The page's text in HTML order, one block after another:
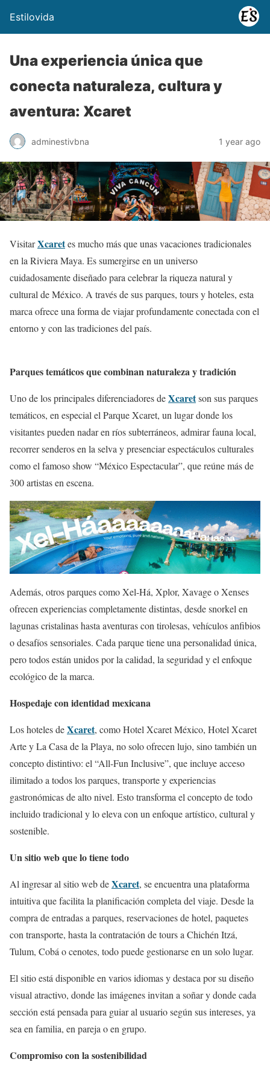
Estilovida
Una experiencia única que
conecta naturaleza, cultura y
aventura: Xcaret
adminestivbna 1 year ago
VisitarXcaretes mucho más que unas vacaciones tradicionales
en la Riviera Maya. Es sumergirse en un universo
cuidadosamente diseñado para celebrar la riqueza natural y
cultural de México. A través de sus parques, tours y hoteles, esta
marca ofrece una forma de viajar profundamente conectada con el
entorno y con las tradiciones del país.
Parques temáticos que combinan naturaleza y tradición
Uno de los principales diferenciadores deXcaretson sus parques
temáticos, en especial el Parque Xcaret, un lugar donde los
visitantes pueden nadar en ríos subterráneos, admirar fauna local,
recorrer senderos en la selva y presenciar espectáculos culturales
como el famoso show “México Espectacular”, que reúne más de
300 artistas en escena.
Además, otros parques como Xel-Há, Xplor, Xavage o Xenses
ofrecen experiencias completamente distintas, desde snorkel en
lagunas cristalinas hasta aventuras con tirolesas, vehículos anfibios
o desafíos sensoriales. Cada parque tiene una personalidad única,
pero todos están unidos por la calidad, la seguridad y el enfoque
ecológico de la marca.
Hospedaje con identidad mexicana
Los hoteles deXcaret, como Hotel Xcaret México, Hotel Xcaret
Arte y La Casa de la Playa, no solo ofrecen lujo, sino también un
concepto distintivo: el “All-Fun Inclusive”, que incluye acceso
ilimitado a todos los parques, transporte y experiencias
gastronómicas de alto nivel. Esto transforma el concepto de todo
incluido tradicional y lo eleva con un enfoque artístico, cultural y
sostenible.
Un sitio web que lo tiene todo
Al ingresar al sitio web deXcaret, se encuentra una plataforma
intuitiva que facilita la planificación completa del viaje. Desde la
compra de entradas a parques, reservaciones de hotel, paquetes
con transporte, hasta la contratación de tours a Chichén Itzá,
Tulum, Cobá o cenotes, todo puede gestionarse en un solo lugar.
El sitio está disponible en varios idiomas y destaca por su diseño
visual atractivo, donde las imágenes invitan a soñar y donde cada
sección está pensada para guiar al usuario según sus intereses, ya
sea en familia, en pareja o en grupo.
Compromiso con la sostenibilidad